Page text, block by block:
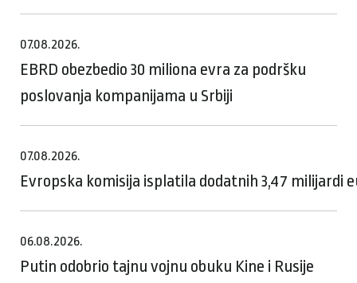
07.08.2026.
EBRD obezbedio 30 miliona evra za podršku
poslovanja kompanijama u Srbiji
07.08.2026.
Evropska komisija isplatila dodatnih 3,47 milijardi
06.08.2026.
Putin odobrio tajnu vojnu obuku Kine i Rusije